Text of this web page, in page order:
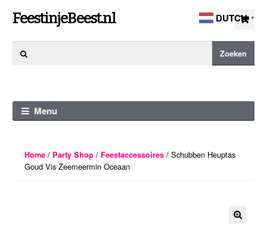
Ga
naar
navigatie
Ga
naar
de
FeestinjeBeest.nl
naar:
Zoeken
Menu
Home/ Party Shop/ Feestaccessoires/ Schubben Heuptas
Goud Vis Zeemeermin Oceaan
DUTCH ▼